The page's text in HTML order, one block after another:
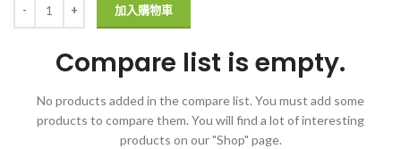
加入購物車
Compare list is empty.
No products added in the compare list. You must add some
products to compare them. You will find a lot of interesting
products on our "Shop" page.